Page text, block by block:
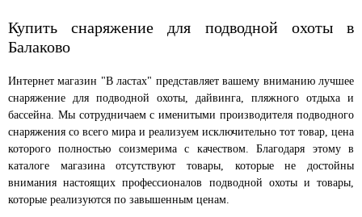
Купить снаряжение для подводной охоты в
Балаково
Интернет магазин "В ластах" представляет вашему вниманию лучшее
снаряжение для подводной охоты, дайвинга, пляжного отдыха и
бассейна. Мы сотрудничаем с именитыми производителя подводного
снаряжения со всего мира и реализуем исключительно тот товар, цена
которого полностью соизмерима с качеством. Благодаря этому в
каталоге магазина отсутствуют товары, которые не достойны
внимания настоящих профессионалов подводной охоты и товары,
которые реализуются по завышенным ценам.